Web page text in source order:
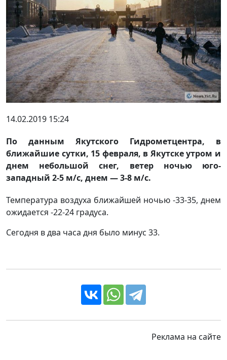
14.02.2019 15:24
По данным Якутского Гидрометцентра, в
ближайшие сутки, 15 февраля, в Якутске утром и
днем небольшой снег, ветер ночью юго-
западный 2-5 м/с, днем — 3-8 м/с.
Температура воздуха ближайшей ночью -33-35, днем
ожидается -22-24 градуса.
Сегодня в два часа дня было минус 33.
Реклама на сайте